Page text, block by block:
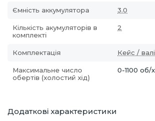
Ємність аккумулятора 3.0
Кількість акумуляторів в
комплекті
2
Комплектація Кейс /
Максимальне число
обертів (холостий хід)
0-1100 об/
Додаткові характеристики